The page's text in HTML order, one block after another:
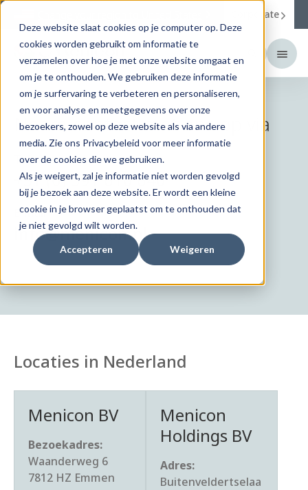
Deze website slaat cookies op je computer op. Deze
cookies worden gebruikt om informatie te
verzamelen over hoe je met onze website omgaat en
om je te onthouden. We gebruiken deze informatie
om je surfervaring te verbeteren en personaliseren,
en voor analyse en meetgegevens over onze
bezoekers, zowel op deze website als via andere
media. Zie ons Privacybeleid voor meer informatie
over de cookies die we gebruiken.
Als je weigert, zal je informatie niet worden gevolgd
bij je bezoek aan deze website. Er wordt een kleine
cookie in je browser geplaatst om te onthouden dat
je niet gevolgd wilt worden.
Accepteren Weigeren
Corporate
Neem contact met ons op via
Telefoon:
+31 (0) 591 610 640
E-mail:
info@menicon.nl
Locaties in Nederland
Menicon BV
Bezoekadres:
Waanderweg 6
7812 HZ Emmen
Menicon
Holdings BV
Adres:
Buitenveldertselaa